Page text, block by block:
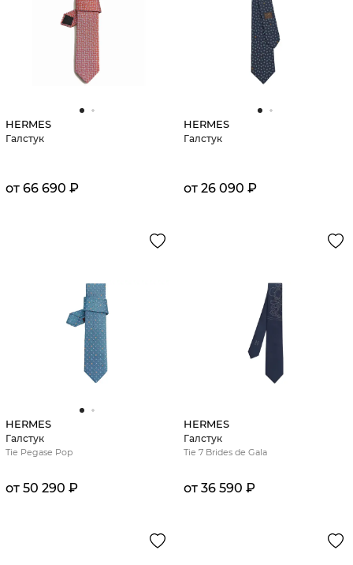
HERMES
Галстук
от 66 690 ₽
HERMES
Галстук
от 26 090 ₽
HERMES
Галстук
Tie Pegase Pop
от 50 290 ₽
HERMES
Галстук
Tie 7 Brides de Gala
от 36 590 ₽